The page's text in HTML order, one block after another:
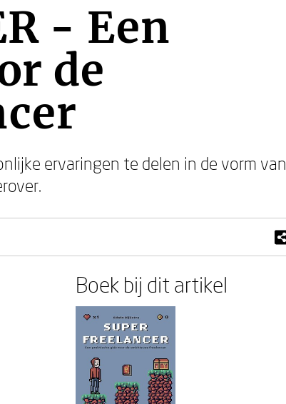
- Een
de
ervaringen te delen in de vorm van
Boek bij dit artikel